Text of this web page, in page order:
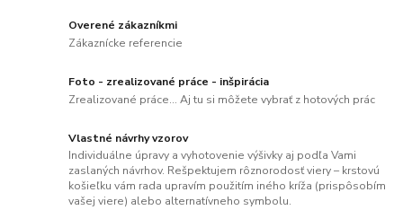
Overené zákazníkmi
Zákaznícke referencie
Foto - zrealizované práce - inšpirácia
Zrealizované práce... Aj tu si môžete vybrať z hotových prác
Vlastné návrhy vzorov
Individuálne úpravy a vyhotovenie výšivky aj podľa Vami
zaslaných návrhov. Rešpektujem rôznorodosť viery – krstovú
košieľku vám rada upravím použitím iného kríža (prispôsobím
vašej viere) alebo alternatívneho symbolu.